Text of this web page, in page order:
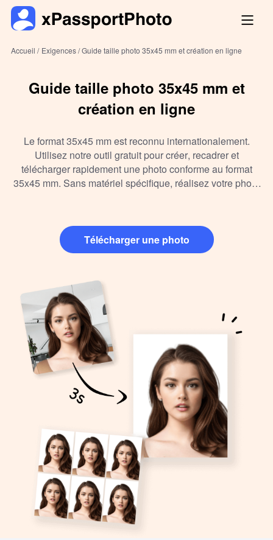
Accueil / Exigences /Guide taille photo 35x45 mm et création en ligne
Guide taille photo 35x45 mm et
création en ligne
Le format 35x45 mm est reconnu internationalement.
Utilisez notre outil gratuit pour créer, recadrer et
télécharger rapidement une photo conforme au format
35x45 mm. Sans matériel spécifique, réalisez votre photo
Télécharger une photo